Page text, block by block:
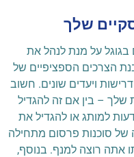
שלך
בגוגל על מנת לנהל את
הצרכים הספציפיים של
ויעדים שונים. חשוב
– בין אם זה להגדיל
למותג או להגדיל את
של סוכנות פרסום מתחילה
אתה רוצה למנף. בנוסף,